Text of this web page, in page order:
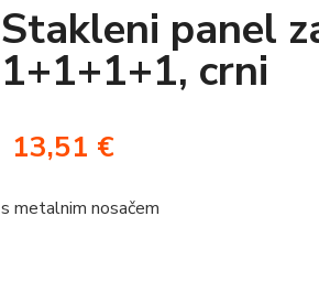
Stakleni panel
1+1+1+1, crni
13,51 €
s metalnim nosačem